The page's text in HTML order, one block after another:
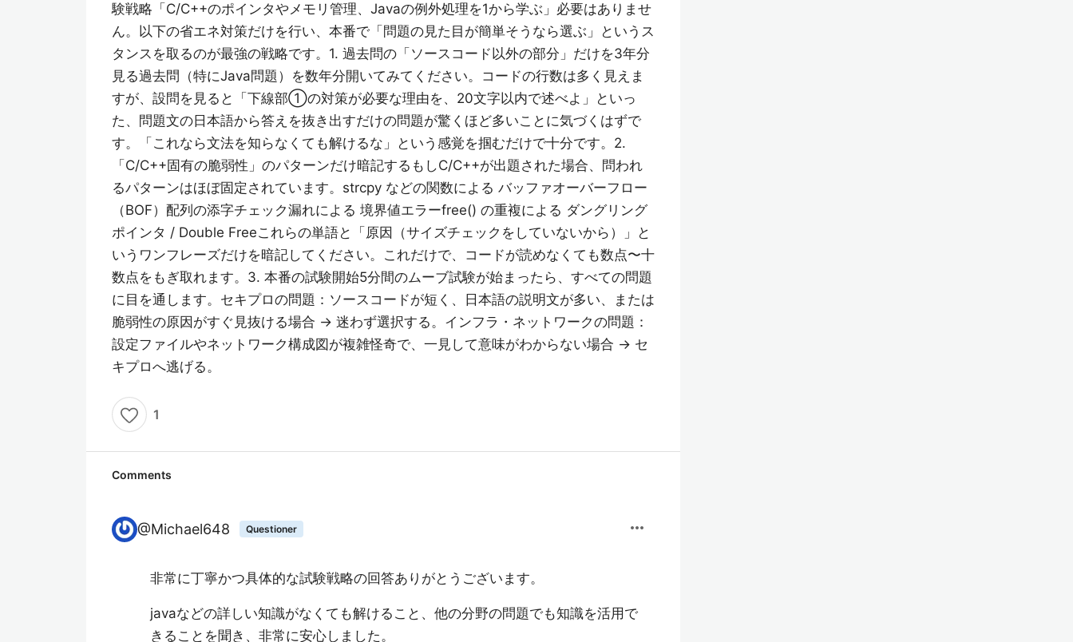
験戦略「C/C++のポインタやメモリ管理、Javaの例外処理を1から学ぶ」必要はありませ
ん。以下の省エネ対策だけを行い、本番で「問題の見た目が簡単そうなら選ぶ」というス
タンスを取るのが最強の戦略です。1. 過去問の「ソースコード以外の部分」だけを3年分
見る過去問（特にJava問題）を数年分開いてみてください。コードの行数は多く見えま
すが、設問を見ると「下線部①の対策が必要な理由を、20文字以内で述べよ」といっ
た、問題文の日本語から答えを抜き出すだけの問題が驚くほど多いことに気づくはずで
す。「これなら文法を知らなくても解けるな」という感覚を掴むだけで十分です。2.
「C/C++固有の脆弱性」のパターンだけ暗記するもしC/C++が出題された場合、問われ
るパターンはほぼ固定されています。strcpy などの関数による バッファオーバーフロー
（BOF）配列の添字チェック漏れによる 境界値エラーfree() の重複による ダングリング
ポインタ / Double Freeこれらの単語と「原因（サイズチェックをしていないから）」と
いうワンフレーズだけを暗記してください。これだけで、コードが読めなくても数点〜十
数点をもぎ取れます。3. 本番の試験開始5分間のムーブ試験が始まったら、すべての問題
に目を通します。セキプロの問題：ソースコードが短く、日本語の説明文が多い、または
脆弱性の原因がすぐ見抜ける場合 → 迷わず選択する。インフラ・ネットワークの問題：
設定ファイルやネットワーク構成図が複雑怪奇で、一見して意味がわからない場合 → セ
キプロへ逃げる。
1
Comments
@Michael648 Questioner more_horiz
非常に丁寧かつ具体的な試験戦略の回答ありがとうございます。
javaなどの詳しい知識がなくても解けること、他の分野の問題でも知識を活用で
きることを聞き、非常に安心しました。